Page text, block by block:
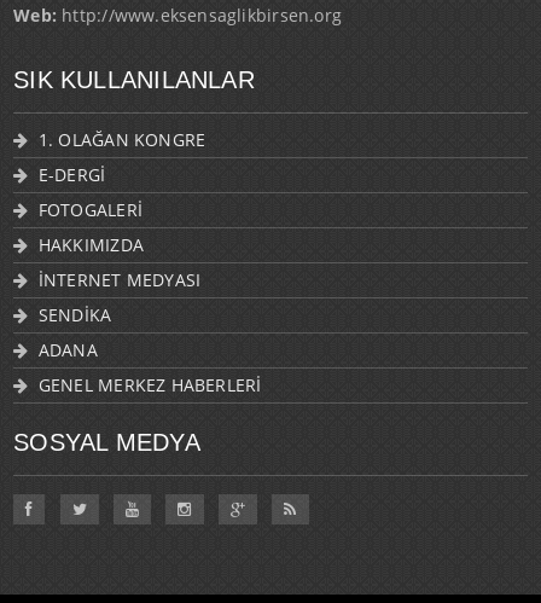
Web: http://www.eksensaglikbirsen.org
SIK KULLANILANLAR
1. OLAĞAN KONGRE
E-DERGİ
FOTOGALERİ
HAKKIMIZDA
İNTERNET MEDYASI
SENDİKA
ADANA
GENEL MERKEZ HABERLERİ
SOSYAL MEDYA